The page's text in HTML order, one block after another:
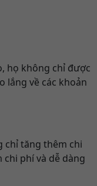
họ không chỉ được
lắng về các khoản
chỉ tăng thêm chi
phí và dễ dàng